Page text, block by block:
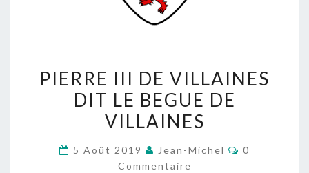
III
DE
VILLAINES
LE
PIERRE III DE VILLAINES
DIT LE BEGUE DE
VILLAINES
5 Août 2019 Jean-Michel
0
Commentaire